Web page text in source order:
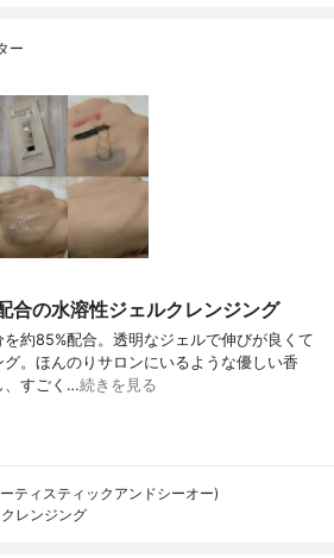
ー
合の水溶性ジェルクレンジング
約85%配合。透明なジェルで伸びが良くて
。ほんのりサロンにいるような優しい香
、すごく…続きを見る
ティスティックアンドシーオー)
レンジング